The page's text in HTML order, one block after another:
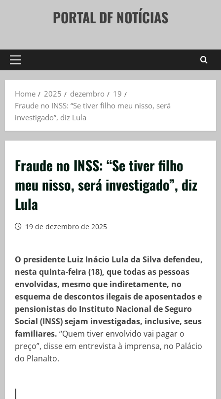
PORTAL DF NOTÍCIAS
Primary
Home
2025 dezembro
19
Fraude no INSS: “Se tiver filho meu nisso, será
investigado”, diz Lula
Fraude no INSS: “Se tiver filho
meu nisso, será investigado”, diz
Lula
19 de dezembro de 2025
O presidente Luiz Inácio Lula da Silva defendeu,
nesta quinta-feira (18), que todas as pessoas
envolvidas, mesmo que indiretamente, no
esquema de descontos ilegais de aposentados e
pensionistas do Instituto Nacional de Seguro
Social (INSS) sejam investigadas, inclusive, seus
familiares. “Quem tiver envolvido vai pagar o
preço”, disse em entrevista à imprensa, no Palácio
do Planalto.